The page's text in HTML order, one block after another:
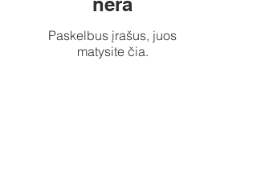
Paskelbus įrašus, juos
matysite čia.